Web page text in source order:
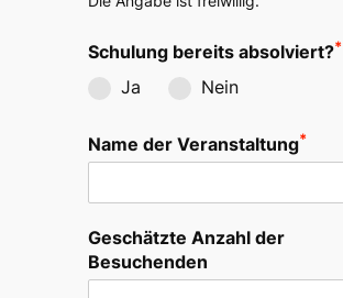
Schulung bereits absolviert?*
Ja Nein
Name der Veranstaltung*
Geschätzte Anzahl der
Besuchenden